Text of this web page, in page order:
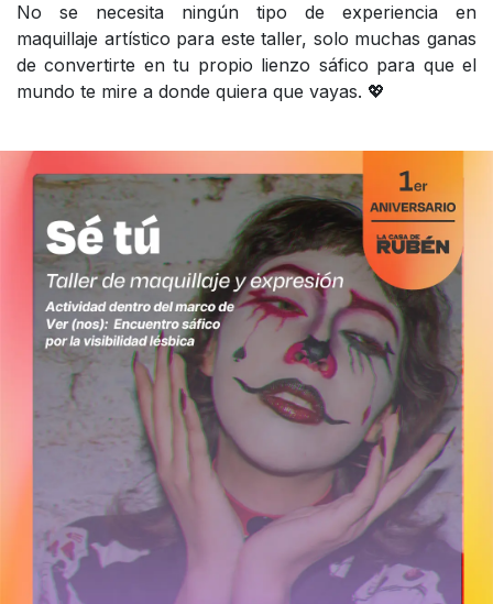
No se necesita ningún tipo de experiencia en
maquillaje artístico para este taller, solo muchas ganas
de convertirte en tu propio lienzo sáfico para que el
mundo te mire a donde quiera que vayas. 💖